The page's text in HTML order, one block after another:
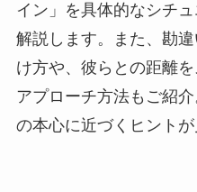
イン」を具体的なシチ
解説します。また、勘
け方や、彼らとの距離
アプローチ方法もご紹
の本心に近づくヒントが